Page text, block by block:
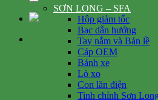
SƠN LONG – SFA
Hộp giảm tốc
Bạc dẫn hướng
Tay nắm và Bản lề
Cáp OEM
Bánh xe
Lò xo
Con lăn điện
Tinh chỉnh Sơn Long